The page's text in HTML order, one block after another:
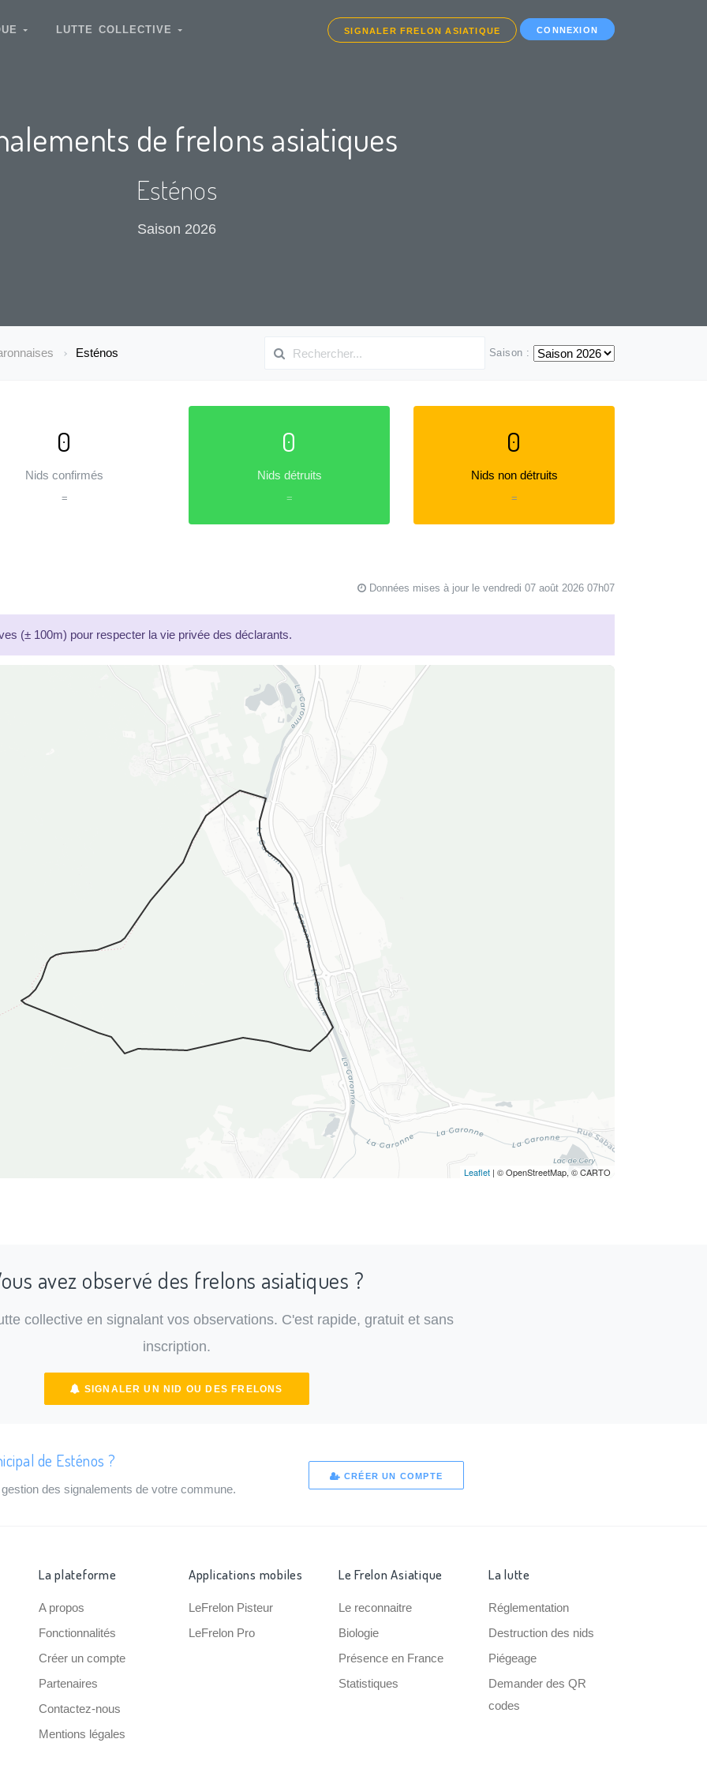
LUTTE COLLECTIVE SIGNALER FRELON ASIATIQUE CONNEXION
de frelons asiatiques
Esténos
Saison 2026
Esténos Saison :
0
Nids confirmés
=
0
Nids détruits
=
0
Nids non détruits
=
Données mises à jour le vendredi 07 août 2026 07h07
(± 100m) pour respecter la vie privée des déclarants.
Leaflet | © OpenStreetMap, © CARTO
avez observé des frelons asiatiques ?
collective en signalant vos observations. C'est rapide, gratuit et sans
inscription.
SIGNALER UN NID OU DES FRELONS
de Esténos ?
des signalements de votre commune.
CRÉER UN COMPTE
La plateforme
A propos
Fonctionnalités
Créer un compte
Partenaires
Contactez-nous
Mentions légales
Applications mobiles
LeFrelon Pisteur
LeFrelon Pro
Le Frelon Asiatique
Le reconnaitre
Biologie
Présence en France
Statistiques
La lutte
Réglementation
Destruction des nids
Piégeage
Demander des QR
codes